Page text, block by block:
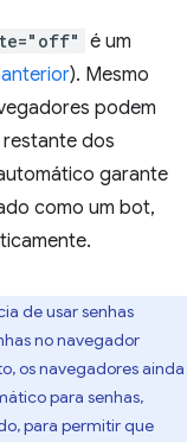
é um
). Mesmo
podem
dos
garante
como um bot,
de usar senhas
no navegador
os navegadores ainda
para senhas,
para permitir que